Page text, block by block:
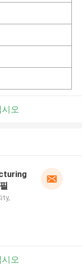
오
오